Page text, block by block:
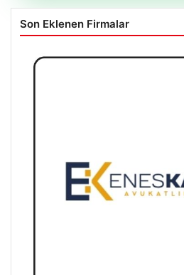
Son Eklenen Firmalar